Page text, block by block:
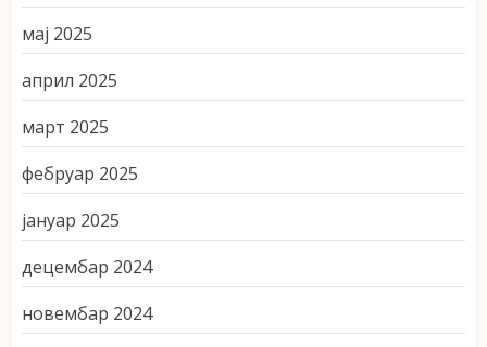
мај 2025
април 2025
март 2025
фебруар 2025
јануар 2025
децембар 2024
новембар 2024